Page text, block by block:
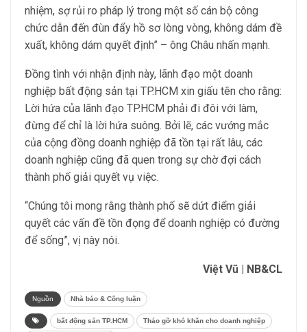
nhiệm, sợ rủi ro pháp lý trong một số cán bộ công
chức dẫn đến đùn đẩy hồ sơ lòng vòng, không dám đề
xuất, không dám quyết định” – ông Châu nhấn mạnh.
Đồng tình với nhận định này, lãnh đạo một doanh
nghiệp bất động sản tại TP.HCM xin giấu tên cho rằng:
Lời hứa của lãnh đạo TP.HCM phải đi đôi với làm,
đừng để chỉ là lời hứa suông. Bởi lẽ, các vướng mắc
của cộng đồng doanh nghiệp đã tồn tại rất lâu, các
doanh nghiệp cũng đã quen trong sự chờ đợi cách
thành phố giải quyết vụ việc.
“Chúng tôi mong rằng thành phố sẽ dứt điểm giải
quyết các vấn đề tồn đọng để doanh nghiệp có đường
để sống”, vị này nói.
Việt Vũ | NB&CL
Nguồn Nhà báo & Công luận
bất động sản TP.HCM Tháo gỡ khó khăn cho doanh nghiệp